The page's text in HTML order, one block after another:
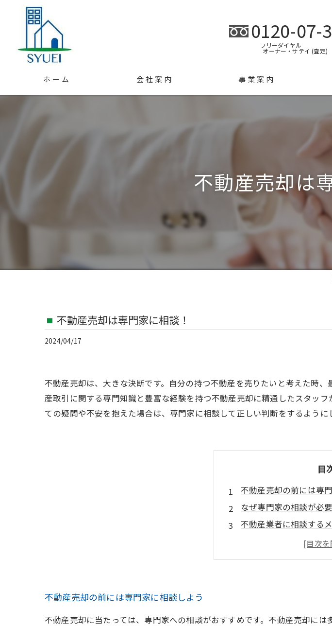
0120-07-
フリーダイヤル
オーナー・サテイ (査定)
ホーム 会社案内
アクセス
事業案内
不動産売却は
不動産売却は専門家に相談！
2024/04/17
不動産売却は、大きな決断です。自分の持つ不動産を売りたいと考えた時
産取引に関する専門知識と豊富な経験を持つ不動産売却に精通したスタッ
ての疑問や不安を抱えた場合は、専門家に相談して正しい判断をするように
目
不動産売却の前には専
なぜ専門家の相談が必
不動産業者に相談する
不動産売却の前には専門家に相談しよう
不動産売却に当たっては、専門家への相談がおすすめです。不動産売却に